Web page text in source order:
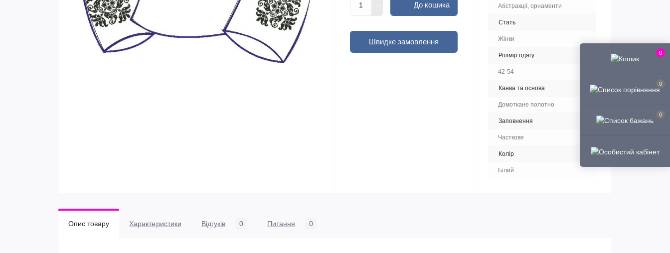
0
0
0
До кошика
Швидке замовлення
Абстракції, орнаменти
Стать
Жінки
Розмір одягу
42-54
Канва та основа
Домоткане полотно
Заповнення
Часткове
Колір
Білий
Опис товару Характеристики Відгуків 0 Питання 0